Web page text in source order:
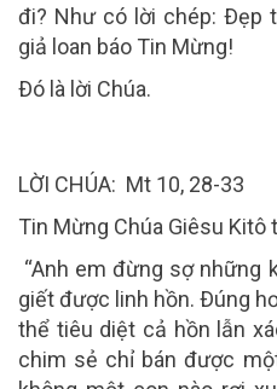
đi? Như có lời chép: Ðẹp
giả loan báo Tin Mừng!
Ðó là lời Chúa.
LỜI CHÚA: Mt 10, 28-33
Tin Mừng Chúa Giêsu Kitô
“Anh em đừng sợ những
giết được linh hồn. Ðúng
thể tiêu diệt cả hồn lẫn
chim sẻ chỉ bán được